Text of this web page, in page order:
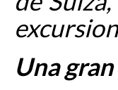
Una